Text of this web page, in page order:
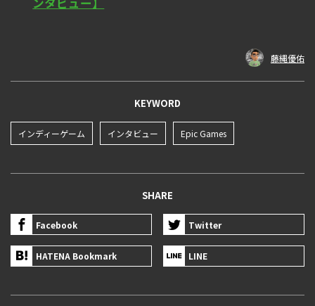
藤縄優佑
KEYWORD
インディーゲーム インタビュー Epic Games
SHARE
Facebook Twitter
HATENA Bookmark LINE